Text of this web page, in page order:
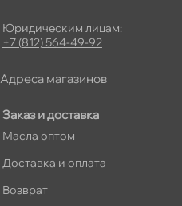
Заказ и доставка
Масла оптом
Доставка и оплата
озврат
Юридическим лицам:
+7 (812) 564-49-92
Адреса магазино